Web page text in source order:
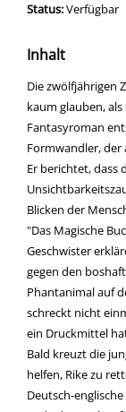
Status:Verfügbar
Inhalt
Die zwölfjährigen
kaum glauben,
Fantasyroman
Formwandler, der
Er berichtet, dass
Blicken der
"Das Magische
Geschwister
gegen den
Phantanimal auf
schreckt nicht
ein Druckmittel
Bald kreuzt die
helfen, Rike zu
Deutsch-